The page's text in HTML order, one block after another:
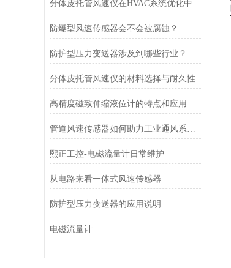
分体皮托管风速仪在HVAC系统优化中的作用
防爆型风速传感器会不会被腐蚀？
防护型压力变送器涉及到哪些行业？
分体皮托管风速仪的材料选择与耐久性
高精度磁致伸缩液位计的特点和应用
管道风速传感器如何助力工业通风系统优化？
熙正工控-电磁流量计日常维护
从电路来看一体式风速传感器
防护型压力变送器的应用说明
电磁流量计